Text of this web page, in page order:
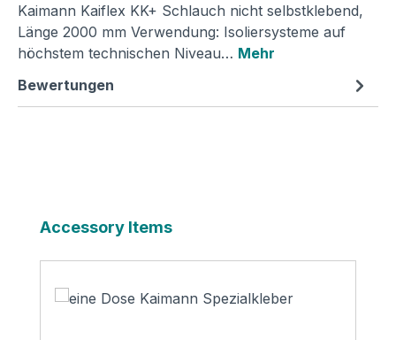
Kaimann Kaiflex KK+ Schlauch nicht selbstklebend,
Länge 2000 mm Verwendung: Isoliersysteme auf
höchstem technischen Niveau… Mehr
Bewertungen
Produktgalerie überspringen
Accessory Items